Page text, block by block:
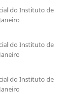
do Instituto de
do Instituto de
do Instituto de